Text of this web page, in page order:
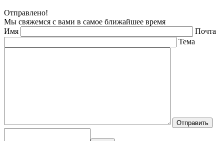
Отправлено!
Мы свяжемся с вами в самое ближайшее время
Имя
Почта
Тема